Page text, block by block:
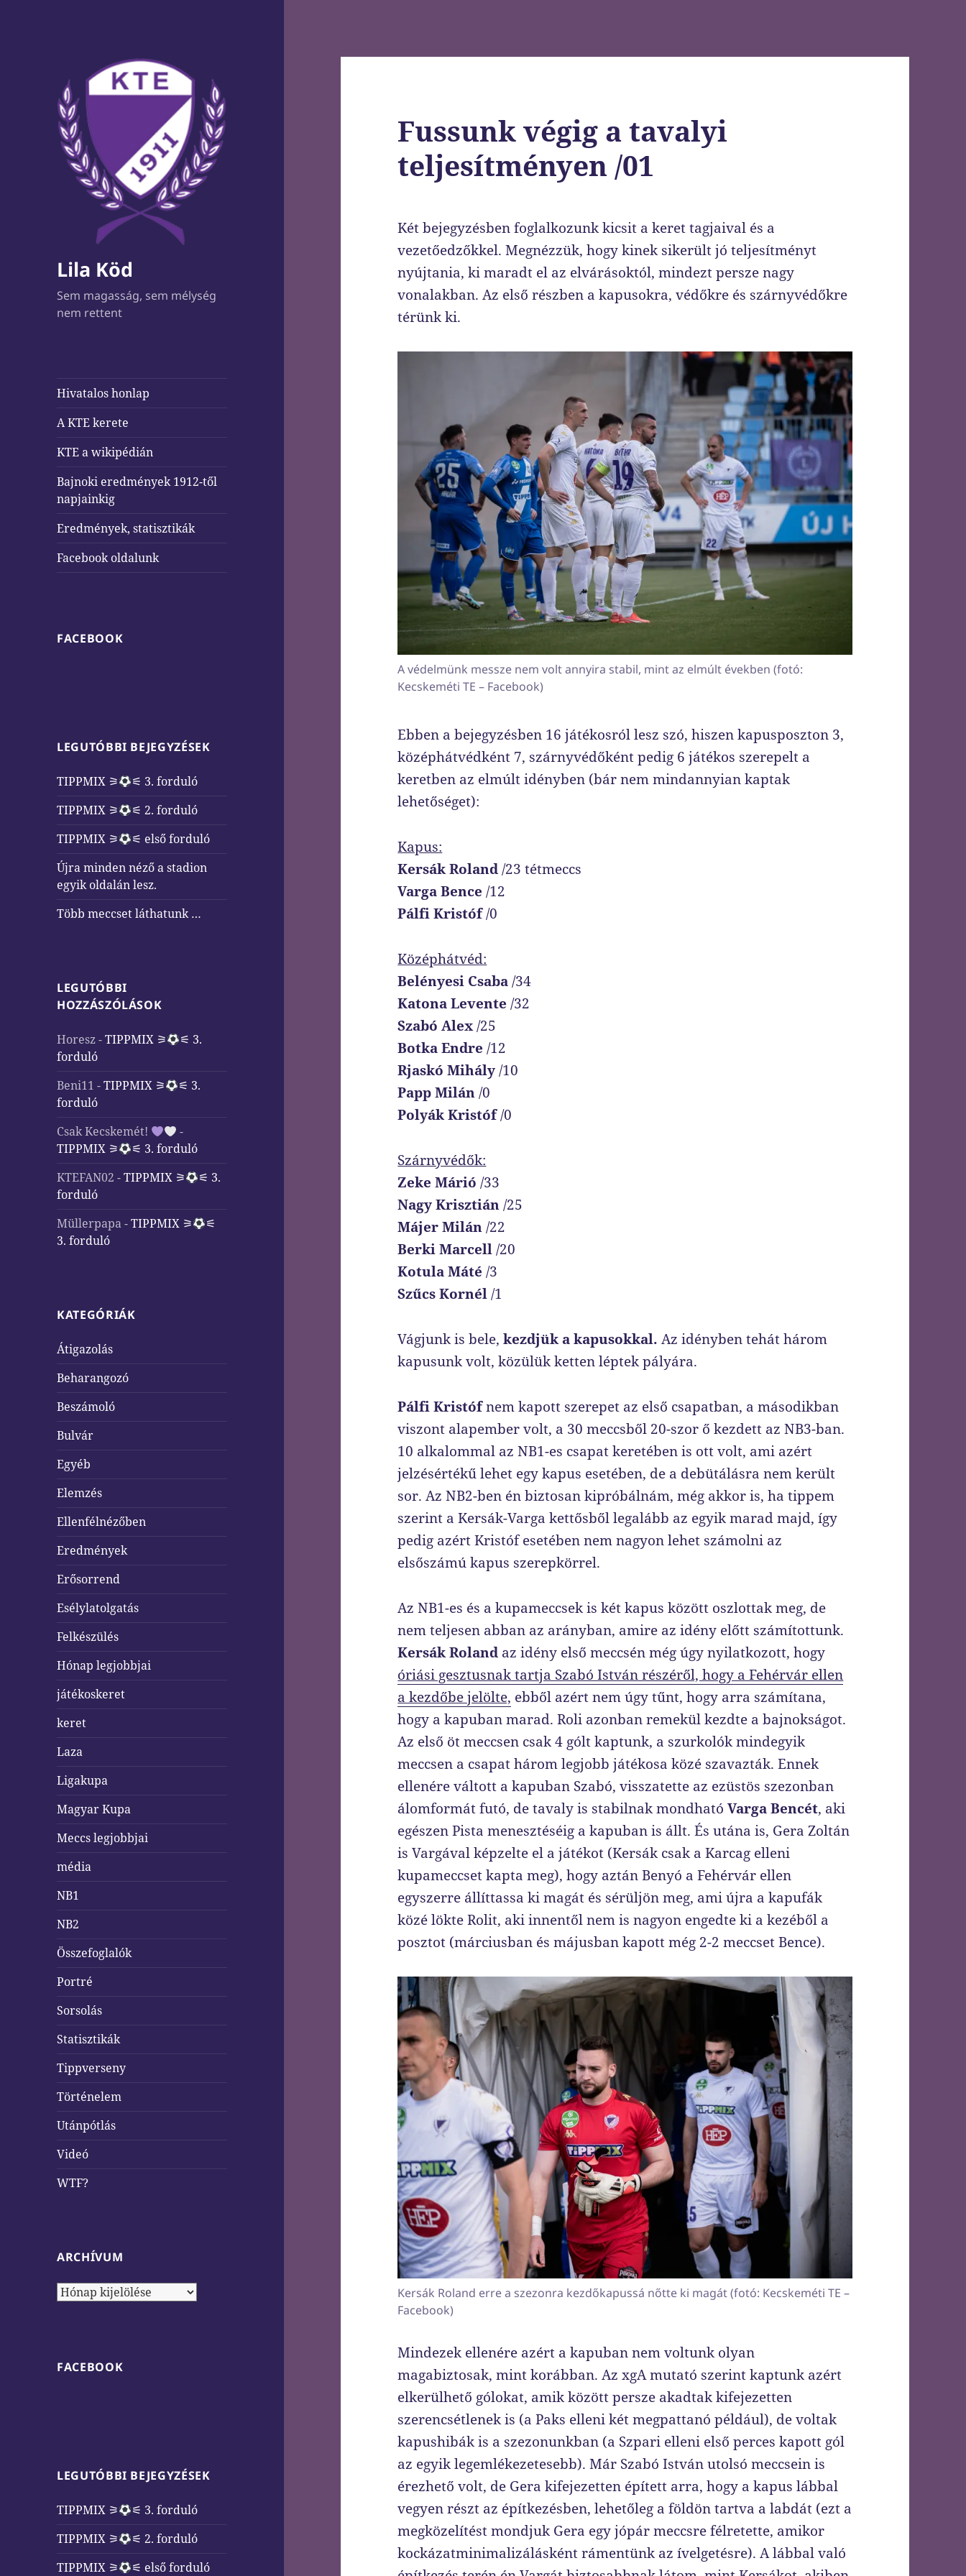
Lila Köd
Sem magasság, sem mélység
nem rettent
Hivatalos honlap
A KTE kerete
KTE a wikipédián
Bajnoki eredmények 1912-től
napjainkig
Eredmények, statisztikák
Facebook oldalunk
FACEBOOK
LEGUTÓBBI BEJEGYZÉSEK
TIPPMIX ⚞
⚟ 3. forduló
TIPPMIX ⚞
⚟ 2. forduló
TIPPMIX ⚞
⚟ első forduló
Újra minden néző a stadion
egyik oldalán lesz.
Több meccset láthatunk …
LEGUTÓBBI
HOZZÁSZÓLÁSOK
Horesz-TIPPMIX ⚞
⚟ 3.
forduló
Beni11 -TIPPMIX ⚞
⚟ 3.
forduló
Csak Kecskemét!
-
TIPPMIX ⚞
⚟ 3. forduló
KTEFAN02 -TIPPMIX ⚞
⚟ 3.
forduló
Müllerpapa-TIPPMIX ⚞
⚟
3. forduló
KATEGÓRIÁK
Átigazolás
Beharangozó
Beszámoló
Bulvár
Egyéb
Elemzés
Ellenfélnézőben
Eredmények
Erősorrend
Esélylatolgatás
Felkészülés
Hónap legjobbjai
játékoskeret
keret
Laza
Ligakupa
Magyar Kupa
Meccs legjobbjai
média
NB1
NB2
Összefoglalók
Portré
Sorsolás
Statisztikák
Tippverseny
Történelem
Utánpótlás
Videó
WTF?
ARCHÍVUM
Archívum
FACEBOOK
LEGUTÓBBI BEJEGYZÉSEK
TIPPMIX ⚞
⚟ 3. forduló
TIPPMIX ⚞
⚟ 2. forduló
TIPPMIX ⚞
⚟ első forduló
Fussunk végig a tavalyi
teljesítményen /01
Két bejegyzésben foglalkozunk kicsit a keret tagjaival és a
vezetőedzőkkel. Megnézzük, hogy kinek sikerült jó teljesítményt
nyújtania, ki maradt el az elvárásoktól, mindezt persze nagy
vonalakban. Az első részben a kapusokra, védőkre és szárnyvédőkre
térünk ki.
A védelmünk messze nem volt annyira stabil, mint az elmúlt években (fotó:
Kecskeméti TE – Facebook)
Ebben a bejegyzésben 16 játékosról lesz szó, hiszen kapusposzton 3,
középhátvédként 7, szárnyvédőként pedig 6 játékos szerepelt a
keretben az elmúlt idényben (bár nem mindannyian kaptak
lehetőséget):
Kapus:
Kersák Roland/23 tétmeccs
Varga Bence /12
Pálfi Kristóf/0
Középhátvéd:
Belényesi Csaba/34
Katona Levente /32
Szabó Alex/25
Botka Endre /12
Rjaskó Mihály/10
Papp Milán/0
Polyák Kristóf/0
Szárnyvédők:
Zeke Márió /33
Nagy Krisztián/25
Májer Milán/22
Berki Marcell/20
Kotula Máté /3
Szűcs Kornél/1
Vágjunk is bele,kezdjük a kapusokkal. Az idényben tehát három
kapusunk volt, közülük ketten léptek pályára.
Pálfi Kristófnem kapott szerepet az első csapatban, a másodikban
viszont alapember volt, a 30 meccsből 20-szor ő kezdett az NB3-ban.
10 alkalommal az NB1-es csapat keretében is ott volt, ami azért
jelzésértékű lehet egy kapus esetében, de a debütálásra nem került
sor. Az NB2-ben én biztosan kipróbálnám, még akkor is, ha tippem
szerint a Kersák-Varga kettősből legalább az egyik marad majd, így
pedig azért Kristóf esetében nem nagyon lehet számolni az
elsőszámú kapus szerepkörrel.
Az NB1-es és a kupameccsek is két kapus között oszlottak meg, de
nem teljesen abban az arányban, amire az idény előtt számítottunk.
Kersák Roland az idény első meccsén még úgy nyilatkozott, hogy
óriási gesztusnak tartja Szabó István részéről, hogy a Fehérvár ellen
a kezdőbe jelölte, ebből azért nem úgy tűnt, hogy arra számítana,
hogy a kapuban marad. Roli azonban remekül kezdte a bajnokságot.
Az első öt meccsen csak 4 gólt kaptunk, a szurkolók mindegyik
meccsen a csapat három legjobb játékosa közé szavazták. Ennek
ellenére váltott a kapuban Szabó, visszatette az ezüstös szezonban
álomformát futó, de tavaly is stabilnak mondhatóVarga Bencét, aki
egészen Pista menesztéséig a kapuban is állt. És utána is, Gera Zoltán
is Vargával képzelte el a játékot (Kersák csak a Karcag elleni
kupameccset kapta meg), hogy aztán Benyó a Fehérvár ellen
egyszerre állíttassa ki magát és sérüljön meg, ami újra a kapufák
közé lökte Rolit, aki innentől nem is nagyon engedte ki a kezéből a
posztot (márciusban és májusban kapott még 2-2 meccset Bence).
Kersák Roland erre a szezonra kezdőkapussá nőtte ki magát (fotó: Kecskeméti TE –
Facebook)
Mindezek ellenére azért a kapuban nem voltunk olyan
magabiztosak, mint korábban. Az xgA mutató szerint kaptunk azért
elkerülhető gólokat, amik között persze akadtak kifejezetten
szerencsétlenek is (a Paks elleni két megpattanó például), de voltak
kapushibák is a szezonunkban (a Szpari elleni első perces kapott gól
az egyik legemlékezetesebb). Már Szabó István utolsó meccsein is
érezhető volt, de Gera kifejezetten épített arra, hogy a kapus lábbal
vegyen részt az építkezésben, lehetőleg a földön tartva a labdát (ezt a
megközelítést mondjuk Gera egy jópár meccsre félretette, amikor
kockázatminimalizálásként rámentünk az ívelgetésre). A lábbal való